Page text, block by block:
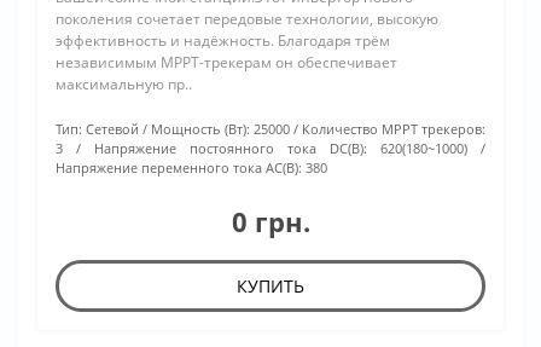
поколения сочетает передовые технологии, высокую
эффективность и надёжность. Благодаря трём
независимым МРРТ-трекерам он обеспечивает
максимальную пр..
Тип: Сетевой Мощность (Вт): 25000
Количество МРРТ трекеров:
3
Напряжение постоянного тока DC(В):
620(180~1000)
Напряжение переменного тока АС(В): 380
0 грн.
КУПИТЬ